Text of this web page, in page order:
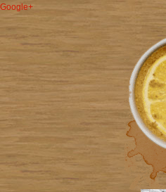
Google+